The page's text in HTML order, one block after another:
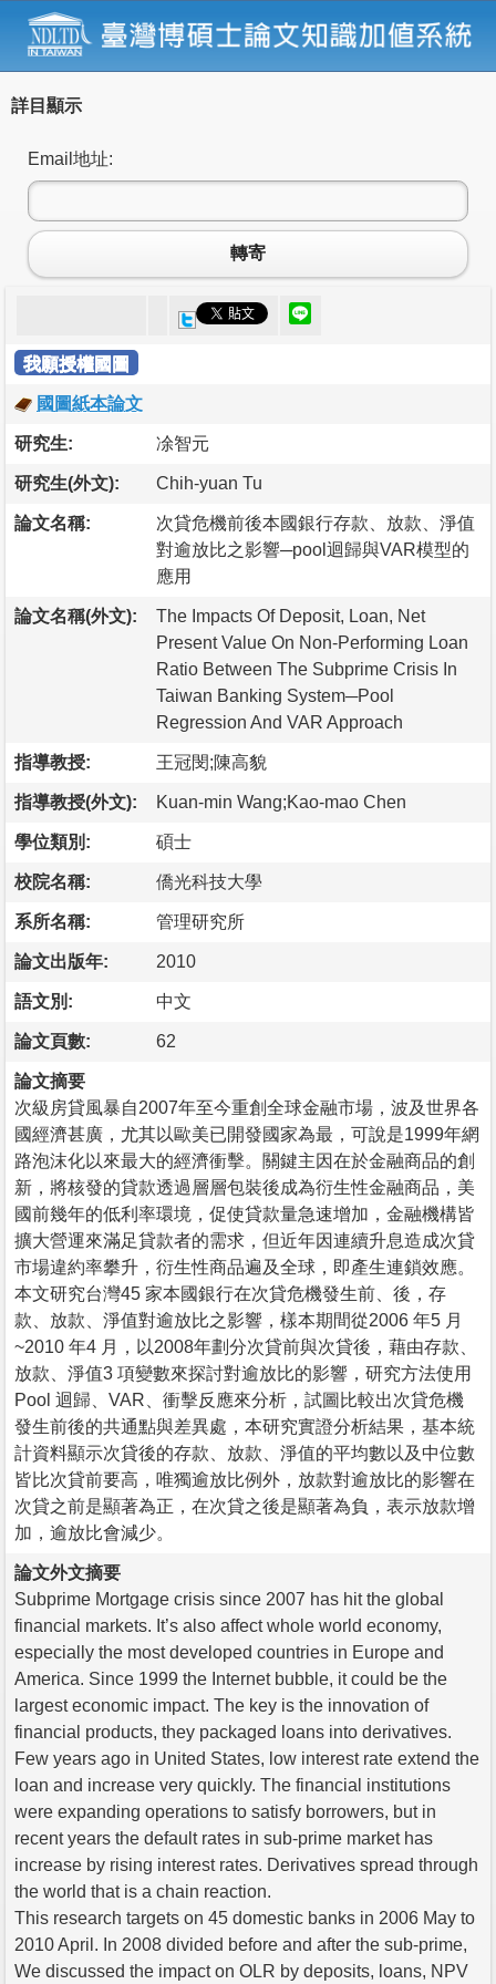
詳目顯示
Email地址:
轉寄
我願授權國圖
國圖紙本論文
研究生: 凃智元
研究生(外文): Chih-yuan Tu
論文名稱:
次貸危機前後本國銀行存款、放款、淨值
對逾放比之影響─pool迴歸與VAR模型的
應用
論文名稱(外文):
The Impacts Of Deposit, Loan, Net
Present Value On Non-Performing Loan
Ratio Between The Subprime Crisis In
Taiwan Banking System─Pool
Regression And VAR Approach
指導教授: 王冠閔;陳高貌
指導教授(外文): Kuan-min Wang;Kao-mao Chen
學位類別: 碩士
校院名稱: 僑光科技大學
系所名稱: 管理研究所
論文出版年: 2010
語文別: 中文
論文頁數: 62
論文摘要
次級房貸風暴自2007年至今重創全球金融市場，波及世界各
國經濟甚廣，尤其以歐美已開發國家為最，可說是1999年網
路泡沫化以來最大的經濟衝擊。關鍵主因在於金融商品的創
新，將核發的貸款透過層層包裝後成為衍生性金融商品，美
國前幾年的低利率環境，促使貸款量急速增加，金融機構皆
擴大營運來滿足貸款者的需求，但近年因連續升息造成次貸
市場違約率攀升，衍生性商品遍及全球，即產生連鎖效應。
本文研究台灣45 家本國銀行在次貸危機發生前、後，存
款、放款、淨值對逾放比之影響，樣本期間從2006 年5 月
~2010 年4 月，以2008年劃分次貸前與次貸後，藉由存款、
放款、淨值3 項變數來探討對逾放比的影響，研究方法使用
Pool 迴歸、VAR、衝擊反應來分析，試圖比較出次貸危機
發生前後的共通點與差異處，本研究實證分析結果，基本統
計資料顯示次貸後的存款、放款、淨值的平均數以及中位數
皆比次貸前要高，唯獨逾放比例外，放款對逾放比的影響在
次貸之前是顯著為正，在次貸之後是顯著為負，表示放款增
加，逾放比會減少。
論文外文摘要
Subprime Mortgage crisis since 2007 has hit the global
financial markets. It’s also affect whole world economy,
especially the most developed countries in Europe and
America. Since 1999 the Internet bubble, it could be the
largest economic impact. The key is the innovation of
financial products, they packaged loans into derivatives.
Few years ago in United States, low interest rate extend the
loan and increase very quickly. The financial institutions
were expanding operations to satisfy borrowers, but in
recent years the default rates in sub-prime market has
increase by rising interest rates. Derivatives spread through
the world that is a chain reaction.
This research targets on 45 domestic banks in 2006 May to
2010 April. In 2008 divided before and after the sub-prime,
We discussed the impact on OLR by deposits, loans, NPV